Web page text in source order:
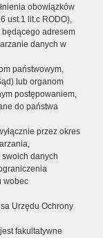
obowiązków
ust.1 lit.c RODO),
adresem
danych w
państwowym,
lub organom
postępowaniem,
do państwa
przez okres
danych
wobec
Urzędu Ochrony
fakultatywne